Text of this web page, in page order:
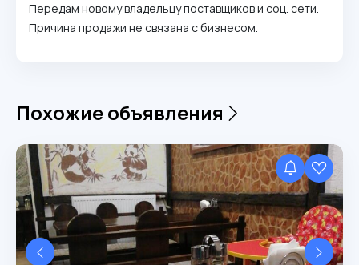
Передам новому владельцу поставщиков и соц. сети.
Причина продажи не связана с бизнесом.
Похожие объявления